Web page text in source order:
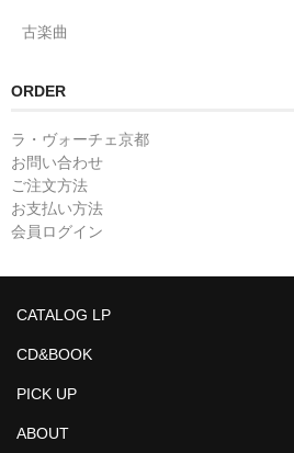
古楽曲
ORDER
ラ・ヴォーチェ京都
お問い合わせ
ご注文方法
お支払い方法
会員ログイン
CATALOG LP
CD&BOOK
PICK UP
ABOUT